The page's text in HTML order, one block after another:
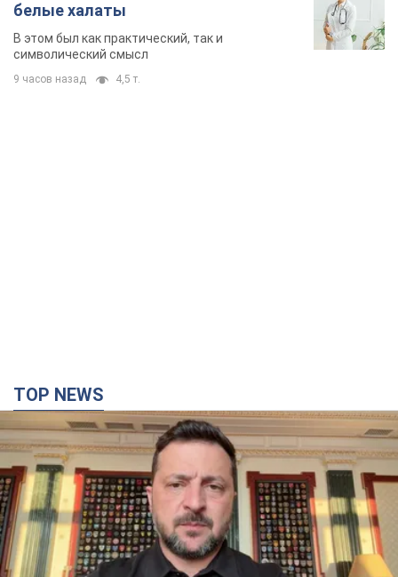
белые халаты
В этом был как практический, так и
символический смысл
9 часов назад 4,5 т.
TOP NEWS